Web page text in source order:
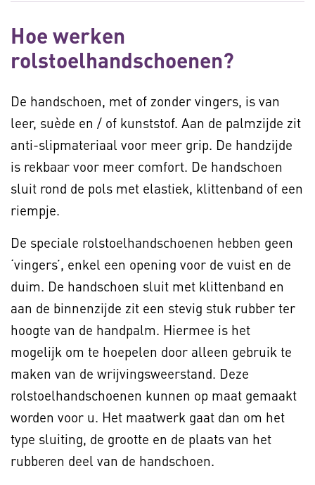
Hoe werken
rolstoelhandschoenen?
De handschoen, met of zonder vingers, is van
leer, suède en / of kunststof. Aan de palmzijde zit
anti-slipmateriaal voor meer grip. De handzijde
is rekbaar voor meer comfort. De handschoen
sluit rond de pols met elastiek, klittenband of een
riempje.
De speciale rolstoelhandschoenen hebben geen
‘vingers’, enkel een opening voor de vuist en de
duim. De handschoen sluit met klittenband en
aan de binnenzijde zit een stevig stuk rubber ter
hoogte van de handpalm. Hiermee is het
mogelijk om te hoepelen door alleen gebruik te
maken van de wrijvingsweerstand. Deze
rolstoelhandschoenen kunnen op maat gemaakt
worden voor u. Het maatwerk gaat dan om het
type sluiting, de grootte en de plaats van het
rubberen deel van de handschoen.